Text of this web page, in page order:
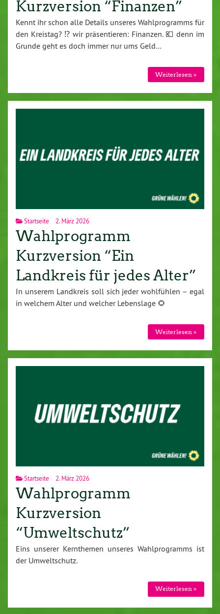
Kurzversion “Finanzen”
Kennt ihr schon alle Details unseres Wahl­pro­gramms für
den Kreistag? ⁉️ wir prä­sen­tie­ren: Finanzen. 💶 denn im
Grunde geht es doch immer nur ums Geld…
Wei­ter­le­sen »
Startseite 2. März 2026
Wahlprogramm
Kurzversion “Ein
Landkreis für jedes Alter”
In unserem Landkreis soll sich jeder wohl­füh­len – egal
in welchem Alter und welcher Le­bens­la­ge 🌻
Wei­ter­le­sen »
Startseite 2. März 2026
Wahlprogramm
Kurzversion
“Umweltschutz”
Eins unserer Kern­the­men unseres Wahl­pro­gramms ist
der Um­welt­schutz.
Wei­ter­le­sen »